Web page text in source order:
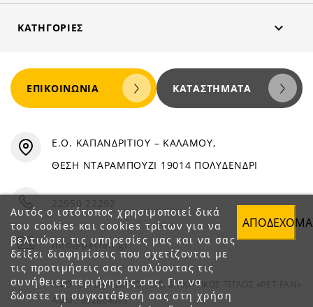
ΚΑΤΗΓΟΡΊΕΣ 
Αυτός ο ιστότοπος χρησιμοποιεί δικά
του cookies και cookies τρίτων για να
βελτιώσει τις υπηρεσίες μας και να σας
δείξει διαφημίσεις που σχετίζονται με
τις προτιμήσεις σας αναλύοντας τις
συνήθειες περιήγησής σας. Για να
δώσετε τη συγκατάθεσή σας στη χρήση
ΕΠΙΚΟΙΝΩΝΊΑ ΚΑΤΑΣΤΉΜΑΤΑ
Ε.Ο. ΚΑΠΑΝΔΡΙΤΙΟΥ – ΚΑΛΑΜΟΥ,
ΘΕΣΗ ΝΤΑΡΑΜΠΟΥΖΙ 19014 ΠΟΛΥΔΕΝΔΡΙ
22950 22292
info@petfan.gr
ΑΦΟΙ ΧΑΤΖΗΓΕΩΡΓΙΟΥ Ο.Ε. ΔΙΑΚΡΙΤΙΚΟΣ ΤΙΤΛΟΣ «PET FAN»
ΑΦΜ : 082864093